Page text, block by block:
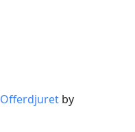
Offerdjuret by